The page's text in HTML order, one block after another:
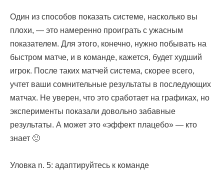
Один из способов показать системе, насколько вы
плохи, — это намеренно проиграть с ужасным
показателем. Для этого, конечно, нужно побывать на
быстром матче, и в команде, кажется, будет худший
игрок. После таких матчей система, скорее всего,
учтет ваши сомнительные результаты в последующих
матчах. Не уверен, что это сработает на графиках, но
эксперименты показали довольно забавные
результаты. А может это «эффект плацебо» — кто
знает 🙂
Уловка n. 5: адаптируйтесь к команде